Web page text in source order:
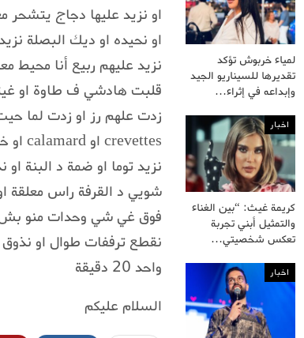
او نزيد عليها دجاج
او نحيده او ديك البصلة
نزيد عليهم ربيع أنا
قلبت هادشي ف طاوة او
زدت علهم رز او زدت لما
نزيد توما او ضمة د البنة
واحد 20 دقيقة
السلام عليكم
لمياء خربوش تؤكد
تقديرها للسيناريو الجيد
وإبداعه في إثراء…
اخبار
كريمة غيث: “بين الغناء
والتمثيل أبني تجربة
تعكس شخصيتي…
اخبار